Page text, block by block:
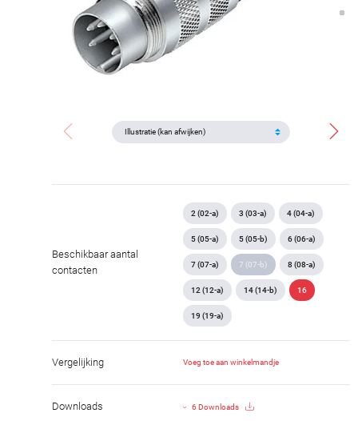
Beschikbaar aantal
contacten
2 (02-a) 3 (03-a) 4 (04-a)
5 (05-a) 5 (05-b) 6 (06-a)
7 (07-a) 7 (07-b) 8 (08-a)
12 (12-a) 14 (14-b) 16
19 (19-a)
Vergelijking Voeg toe aan winkelmandje
Downloads 6 Downloads